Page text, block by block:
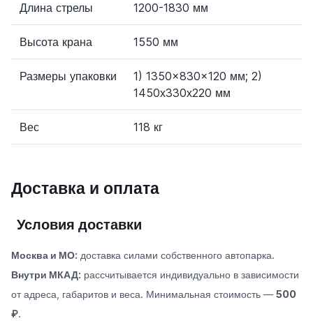
Длина стрелы 1200-1830 мм
Высота крана 1550 мм
Размеры упаковки
1) 1350x830x120 мм; 2)
1450х330х220 мм
Вес 118 кг
Доставка и оплата
Условия доставки
Москва и МО: доставка силами собственного автопарка.
Внутри МКАД: рассчитывается индивидуально в зависимости
от адреса, габаритов и веса. Минимальная стоимость — 500
₽.